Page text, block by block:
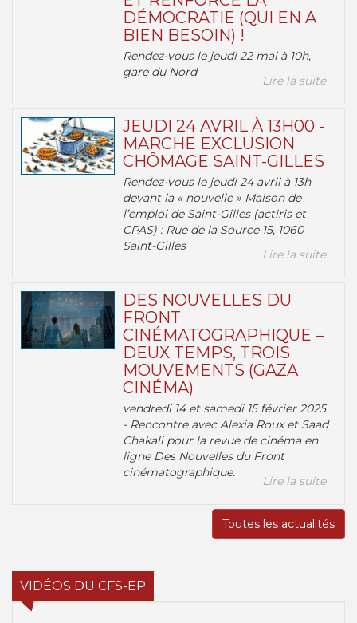
DÉMOCRATIE (QUI EN A
BIEN BESOIN) !
Rendez-vous le jeudi 22 mai à 10h,
gare du Nord
Lire la suite
JEUDI 24 AVRIL À 13H00 -
MARCHE EXCLUSION
CHÔMAGE SAINT-GILLES
Rendez-vous le jeudi 24 avril à 13h
devant la « nouvelle » Maison de
l’emploi de Saint-Gilles (actiris et
CPAS) : Rue de la Source 15, 1060
Saint-Gilles
Lire la suite
DES NOUVELLES DU
FRONT
CINÉMATOGRAPHIQUE –
DEUX TEMPS, TROIS
MOUVEMENTS (GAZA
CINÉMA)
vendredi 14 et samedi 15 février 2025
- Rencontre avec Alexia Roux et Saad
Chakali pour la revue de cinéma en
ligne Des Nouvelles du Front
cinématographique.
Lire la suite
Toutes les actualités
VIDÉOS DU CFS-EP